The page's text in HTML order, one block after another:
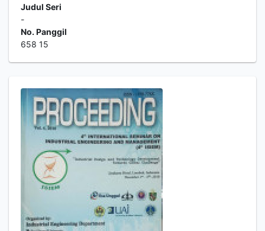
Judul Seri
-
No. Panggil
658 15